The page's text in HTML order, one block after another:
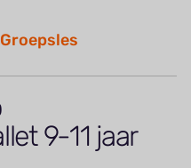
Groepsles
9-11 jaar